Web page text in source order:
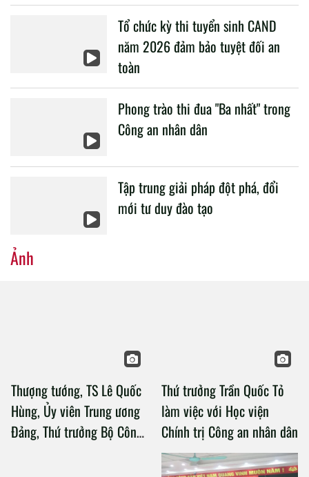
liên quan đến công tác giáo dục và đào tạo của lực lượng
Tổ chức kỳ thi tuyển sinh CAND
năm 2026 đảm bảo tuyệt đối an
toàn
Phong trào thi đua "Ba nhất" trong
Công an nhân dân
Tập trung giải pháp đột phá, đổi
mới tư duy đào tạo
Ảnh
Thượng tướng, TS Lê Quốc
Hùng, Ủy viên Trung ương
Đảng, Thứ trưởng Bộ Công
Thứ trưởng Trần Quốc Tỏ
làm việc với Học viện
Chính trị Công an nhân dân